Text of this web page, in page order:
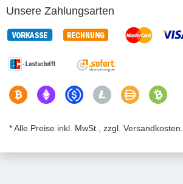
Unsere Zahlungsarten
* Alle Preise inkl. MwSt., zzgl. Versandkosten.